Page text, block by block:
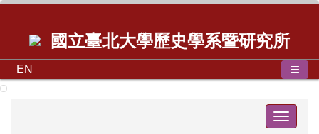
國立臺北大學歷史學系暨研究所
EN
Toggle